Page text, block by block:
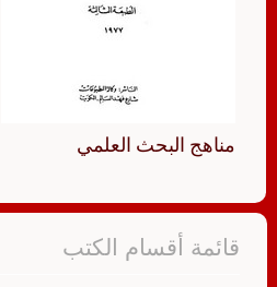
مناهج البحث العلمي
قائمة أقسام الكتب